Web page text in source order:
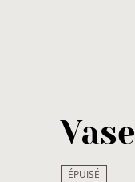
Vase
ÉPUISÉ